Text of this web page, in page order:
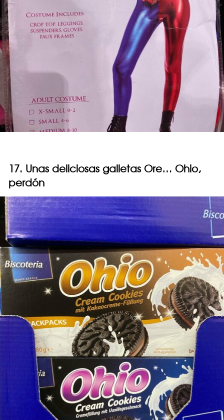
17. Unas deliciosas galletas Ore… Ohio,
perdón